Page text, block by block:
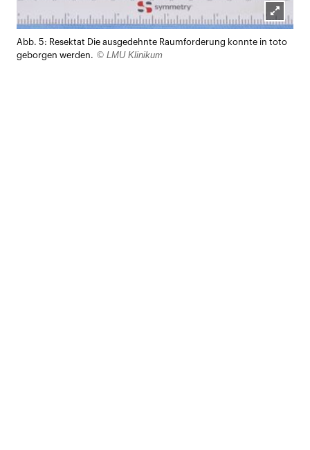
öffnen
Abb. 5: Resektat Die ausgedehnte Raumforderung konnte in toto
geborgen werden. © LMU Klinikum